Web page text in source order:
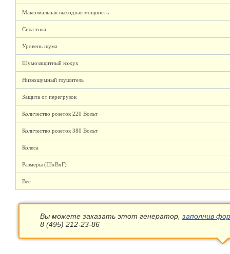
Максимальная выходная мощность
Сила тока
Уровень шума
Шумозащитный кожух
Низкошумный глушитель
Защита от перегрузок
Количество розеток 220 Вольт
Количество розеток 380 Вольт
Колеса
Размеры (ШхВхГ)
Вес
Вы можете заказать этот генератор, заполнив
8 (495) 212-23-86